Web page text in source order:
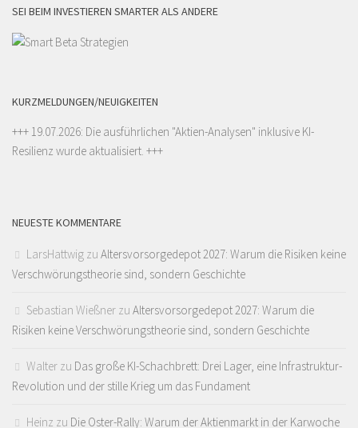
SEI BEIM INVESTIEREN SMARTER ALS ANDERE
KURZMELDUNGEN/NEUIGKEITEN
+++ 19.07.2026: Die ausführlichen "Aktien-Analysen" inklusive KI-
Resilienz wurde aktualisiert. +++
NEUESTE KOMMENTARE
LarsHattwig zu Altersvorsorgedepot 2027: Warum die Risiken keine
Verschwörungstheorie sind, sondern Geschichte
Sebastian Wießner zu Altersvorsorgedepot 2027: Warum die
Risiken keine Verschwörungstheorie sind, sondern Geschichte
Walter zu Das große KI-Schachbrett: Drei Lager, eine Infrastruktur-
Revolution und der stille Krieg um das Fundament
Heinz zu Die Oster-Rally: Warum der Aktienmarkt in der Karwoche